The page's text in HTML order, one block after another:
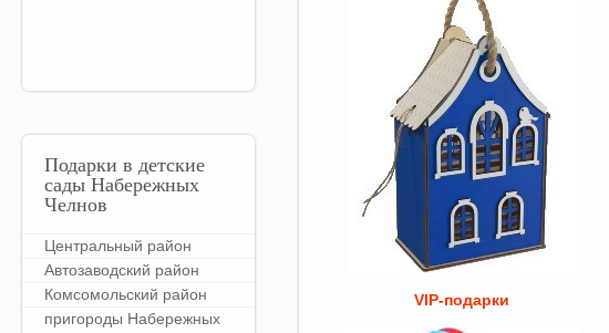
VIP-подарки
Подарки в детские
сады Набережных
Челнов
Центральный район
Автозаводский район
Комсомольский район
пригороды Набережных